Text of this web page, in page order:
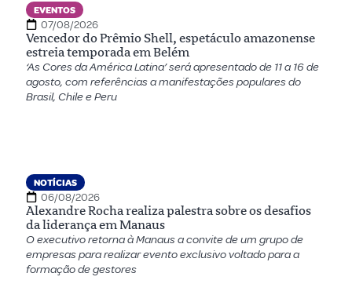
EVENTOS
07/08/2026
Vencedor do Prêmio Shell, espetáculo amazonense
estreia temporada em Belém
‘As Cores da América Latina’ será apresentado de 11 a 16 de
agosto, com referências a manifestações populares do
Brasil, Chile e Peru
NOTÍCIAS
06/08/2026
Alexandre Rocha realiza palestra sobre os desafios
da liderança em Manaus
O executivo retorna à Manaus a convite de um grupo de
empresas para realizar evento exclusivo voltado para a
formação de gestores